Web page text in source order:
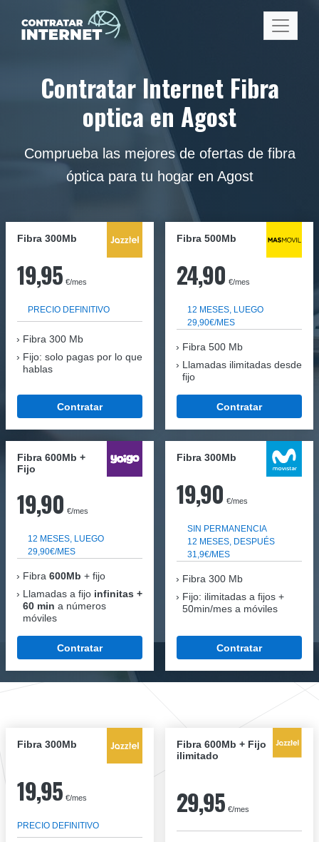
Contratar Internet Fibra
optica en Agost
Comprueba las mejores de ofertas de fibra
óptica para tu hogar en Agost
Fibra 300Mb
19,95 €/mes
PRECIO DEFINITIVO
Fibra 300 Mb
Fijo: solo pagas por lo que
hablas
Contratar
Fibra 500Mb
24,90 €/mes
12 MESES, LUEGO
29,90€/MES
Fibra 500 Mb
Llamadas ilimitadas desde
fijo
Contratar
Fibra 600Mb +
Fijo
19,90 €/mes
12 MESES, LUEGO
29,90€/MES
Fibra 600Mb + fijo
Llamadas a fijo infinitas +
60 min a números
móviles
Contratar
Fibra 300Mb
19,90 €/mes
SIN PERMANENCIA
12 MESES, DESPUÉS
31,9€/MES
Fibra 300 Mb
Fijo: ilimitadas a fijos +
50min/mes a móviles
Contratar
Fibra 300Mb
19,95 €/mes
PRECIO DEFINITIVO
Fibra 600Mb + Fijo
ilimitado
29,95 €/mes